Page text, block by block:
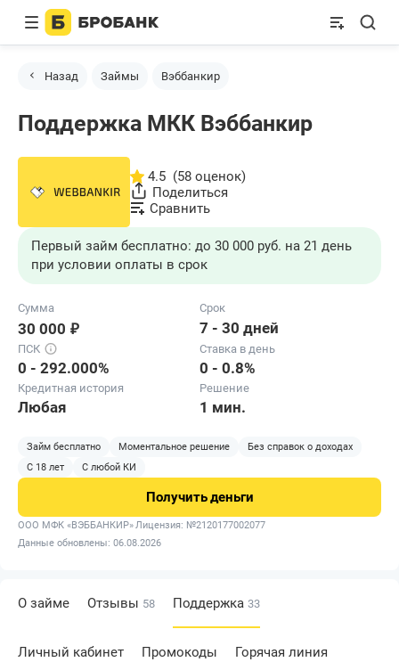
Назад Займы Вэббанкир
Поддержка МКК Вэббанкир
4.5 (58 оценок)
Поделиться
Сравнить
Первый займ бесплатно: до 30 000 руб. на 21 день
при условии оплаты в срок
Сумма
30 000 ₽
Срок
7 - 30 дней
ПСК
0 - 292.000%
Ставка в день
0 - 0.8%
Кредитная история
Любая
Решение
1 мин.
Займ бесплатно Моментальное решение
Без справок о доходах
С 18 лет
С любой КИ
Получитьденьги
ООО МФК «ВЭББАНКИР»Лицензия: №2120177002077
Данные обновлены: 06.08.2026
О займе Отзывы 58 Поддержка 33
Личный кабинет Промокоды Горячая линия